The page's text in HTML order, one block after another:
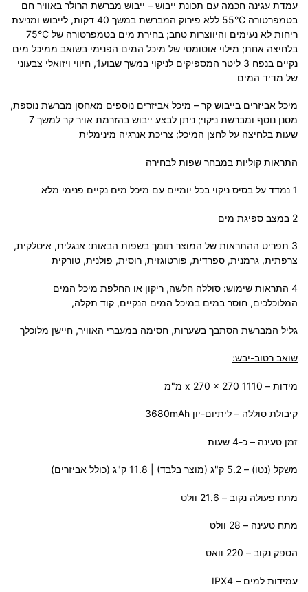
עמדת עגינה חכמה עם תכונת ייבוש – ייבוש מברשת הרולר באוויר חם
בטמפרטורה 55°C ללא פירוק המברשת במשך 40 דקות, לייבוש ומניעת
ריחות לא נעימים והיווצרות טחב; בחירת מים בטמפרטורה של 75°C
בלחיצה אחת; מילוי אוטומטי של מיכל המים הפנימי בשואב ממיכל מים
נקיים בנפח 3 ליטר המספיקים לניקוי במשך שבוע1, חיווי ויזואלי צבעוני
של מדיד המים
מיכל אביזרים בייבוש קר – מיכל אביזרים נוספים מאחסן מברשת נוספת,
מסנן נוסף ומברשת ניקוי; ניתן לבצע ייבוש בהזרמת אויר קר למשך 7
שעות בלחיצה על לחצן המיכל; צריכת אנרגיה מינימלית
התראות קוליות במבחר שפות לבחירה
1 נמדד על בסיס ניקוי בכל יומיים עם מיכל מים נקיים פנימי מלא
2 במצב ספיגת מים
3 תפריט ההתראות של המוצר תומך בשפות הבאות: אנגלית, איטלקית,
צרפתית, גרמנית, ספרדית, פורטוגזית, רוסית, פולנית, טורקית
4 התראות שימוש: סוללה חלשה, ריקון או החלפת מיכל המים
המלוכלכים, חוסר במים במיכל המים הנקיים, קוד תקלה,
גליל המברשת הסתבך בשערות, חסימה במעברי האוויר, חיישן מלוכלך
שואב רטוב-יבש:
מידות – 1110 x 270 x 270 מ"מ
קיבולת סוללה – ליתיום-יון 3680mAh
זמן טעינה – כ-4 שעות
משקל (נטו) – 5.2 ק"ג (מוצר בלבד) | 11.8 ק"ג (כולל אביזרים)
מתח פעולה נקוב – 21.6 וולט
מתח טעינה – 28 וולט
הספק נקוב – 220 וואט
עמידות למים – IPX4